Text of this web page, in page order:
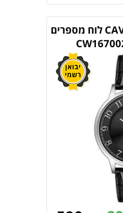
שעון יד אנלוגי CAVALLO לוח מספרים